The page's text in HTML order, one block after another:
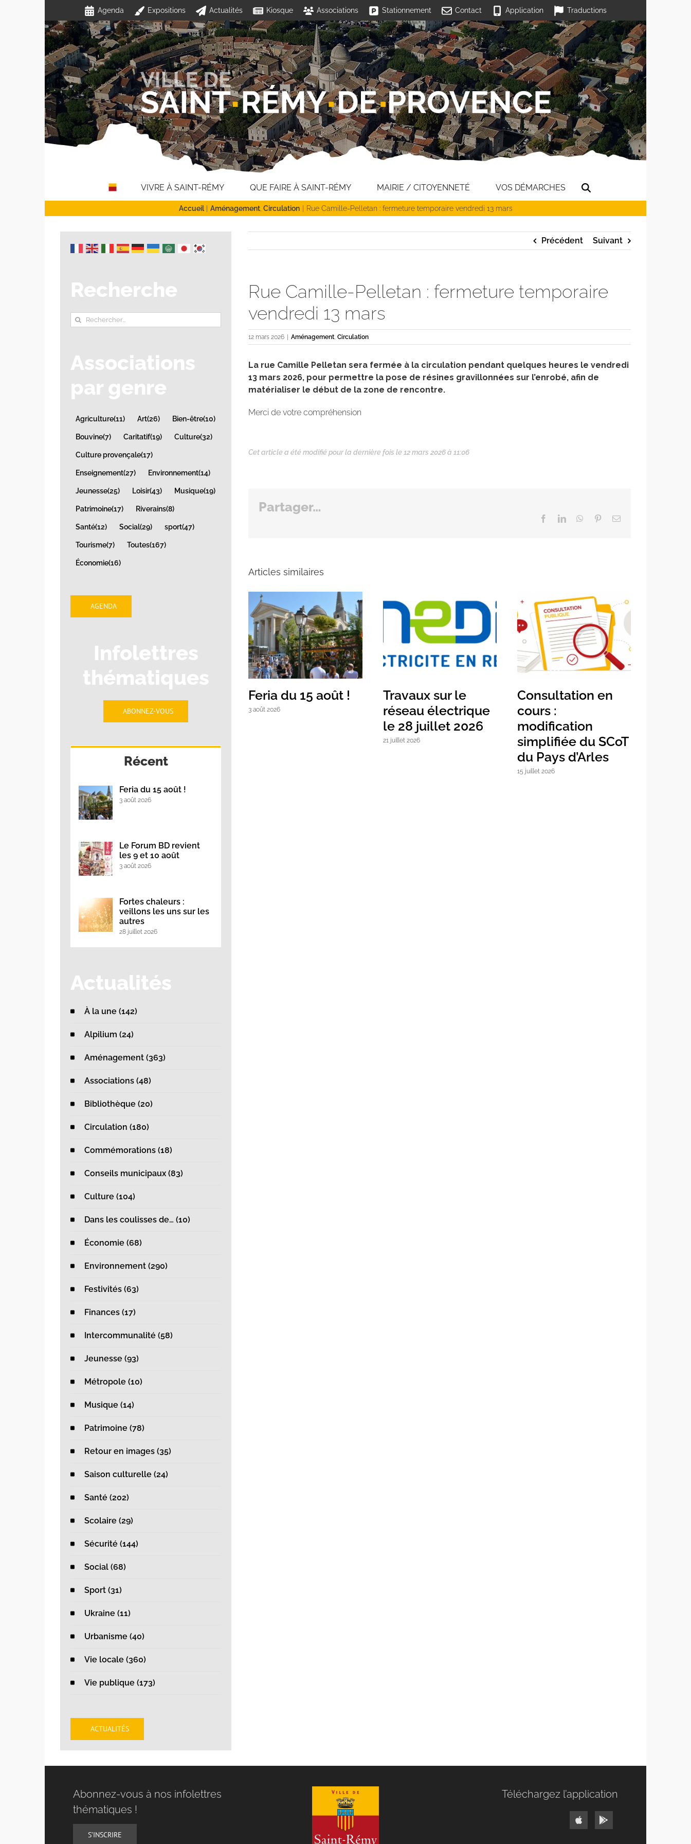
Agenda Expositions Actualités Kiosque Associations Stationnement Contact Application Traductions
VIVRE À SAINT-RÉMY QUE FAIRE À SAINT-RÉMY MAIRIE / CITOYENNETÉ VOS DÉMARCHES
Accueil Aménagement Circulation Rue Camille-Pelletan : fermeture temporaire vendredi 13 mars
Précédent Suivant
Rue Camille-Pelletan : fermeture temporaire
vendredi 13 mars
12 mars 2026 Aménagement,Circulation
La rue Camille Pelletan sera fermée à la circulation pendant quelques heures le vendredi
13 mars 2026, pour permettre la pose de résines gravillonnées sur l’enrobé, afin de
matérialiser le début de la zone de rencontre.
Merci de votre compréhension
Cet article a été modifié pour la dernière fois le 12 mars 2026 à 11:06
Partager…
FacebookLinkedInWhatsApp
PinterestEmail
Articles similaires
cours :
modification
simplifiée du SCoT
du Pays d’Arles
Feria du 15 août !
3 août 2026
Travaux sur le
réseau électrique
le 28 juillet 2026
21 juillet 2026
Consultation en
cours :
modification
simplifiée du SCoT
du Pays d’Arles
15 juillet 2026
Recherche
Rechercher:
Associations
par genre
Agriculture(11) Art(26) Bien-être(10)
Bouvine(7) Caritatif(19) Culture(32)
Culture provençale(17)
Enseignement(27) Environnement(14)
Jeunesse(25) Loisir(43) Musique(19)
Patrimoine(17) Riverains(8)
Santé(12) Social(29) sport(47)
Tourisme(7) Toutes(167)
Économie(16)
AGENDA
Infolettres
thématiques
ABONNEZ-VOUS
Récent
Feria du 15 août !
3 août 2026
Le Forum BD revient
les 9 et 10 août
3 août 2026
Fortes chaleurs :
veillons les uns sur les
autres
28 juillet 2026
Actualités
À la une (142)
Alpilium (24)
Aménagement (363)
Associations (48)
Bibliothèque (20)
Circulation (180)
Commémorations (18)
Conseils municipaux (83)
Culture (104)
Dans les coulisses de… (10)
Économie (68)
Environnement (290)
Festivités (63)
Finances (17)
Intercommunalité (58)
Jeunesse (93)
Métropole (10)
Musique (14)
Patrimoine (78)
Retour en images (35)
Saison culturelle (24)
Santé (202)
Scolaire (29)
Sécurité (144)
Social (68)
Sport (31)
Ukraine (11)
Urbanisme (40)
Vie locale (360)
Vie publique (173)
ACTUALITÉS
Abonnez-vous à nos infolettres
thématiques !
S’INSCRIRE
Téléchargez l’application